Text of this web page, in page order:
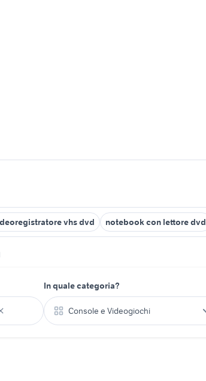
vhs dvd notebook con lettore dvd
In quale categoria?
Console e Videogiochi